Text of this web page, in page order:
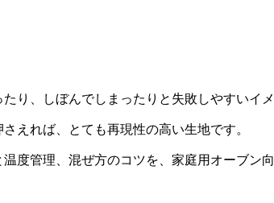
り、しぼんでしまったりと失敗しやすいイメ
えれば、とても再現性の高い生地です。
度管理、混ぜ方のコツを、家庭用オーブン向